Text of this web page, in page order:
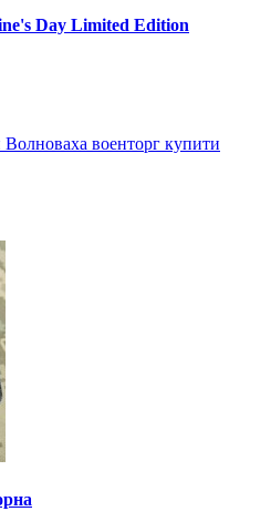
Day Limited Edition
военторг купити